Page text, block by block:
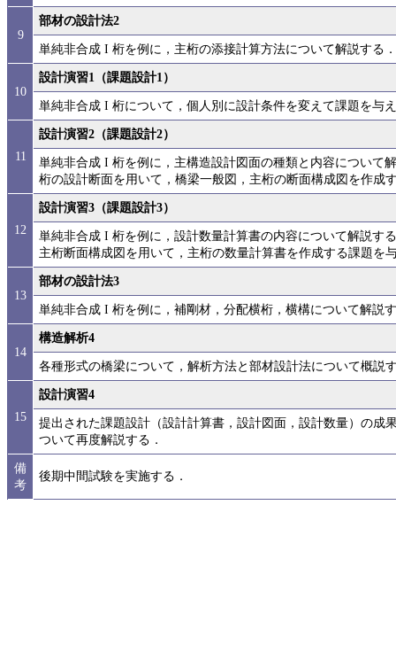
9
部材の設計法2
単純非合成 I 桁を例に，主桁の添接計算方法について解説する．
10
設計演習1（課題設計1）
単純非合成 I 桁について，個人別に設計条件を変えて課題を与
11
設計演習2（課題設計2）
単純非合成 I 桁を例に，主構造設計図面の種類と内容について
桁の設計断面を用いて，橋梁一般図，主桁の断面構成図を作成
12
設計演習3（課題設計3）
単純非合成 I 桁を例に，設計数量計算書の内容について解説す
主桁断面構成図を用いて，主桁の数量計算書を作成する課題を
13
部材の設計法3
単純非合成 I 桁を例に，補剛材，分配横桁，横構について解説
14
構造解析4
各種形式の橋梁について，解析方法と部材設計法について概説
15
設計演習4
提出された課題設計（設計計算書，設計図面，設計数量）の成
ついて再度解説する．
備
考
後期中間試験を実施する．